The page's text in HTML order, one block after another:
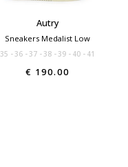
Autry
Sneakers Medalist Low
35 36 37 38 39 40 41
€ 190.00